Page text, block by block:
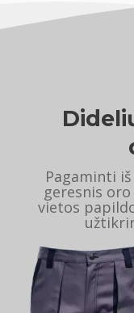
Pagaminti
geresnis
vietos